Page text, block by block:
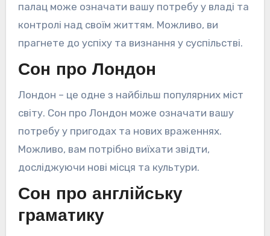
палац може означати вашу потребу у владі та
контролі над своїм життям. Можливо, ви
прагнете до успіху та визнання у суспільстві.
Сон про Лондон
Лондон – це одне з найбільш популярних міст
світу. Сон про Лондон може означати вашу
потребу у пригодах та нових враженнях.
Можливо, вам потрібно виїхати звідти,
досліджуючи нові місця та культури.
Сон про англійську
граматику